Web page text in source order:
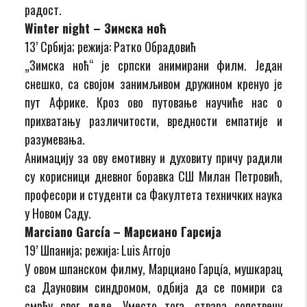
радост.
Winter night – Зимска ноћ
13’ Србија; режија: Ратко Обрадовић
„Зимска ноћ“ је српски анимирани филм. Један
снешко, са својом занимљивом дружином кренуо је
пут Африке. Кроз ово путовање научиће нас о
прихватању различитости, вредности емпатије и
разумевања.
Анимацију за ову емотивну и духовиту причу радили
су корисници дневног боравка СШ Милан Петровић,
професори и студенти са Факултета техничких наука
у Новом Саду.
Marciano García – Марсиано Гарсија
19’ Шпанија; режија: Luis Arrojo
У овом шпанском филму, Марциано Гарцíа, мушкарац
са Дауновим синдромом, одбија да се помири са